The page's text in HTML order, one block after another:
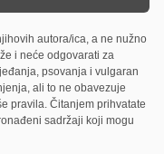
autora/ica, a ne nužno
i neće odgovarati za
psovanja i vulgaran
ali to ne obavezuje
pravila. Čitanjem prihvatate
sadržaji koji mogu